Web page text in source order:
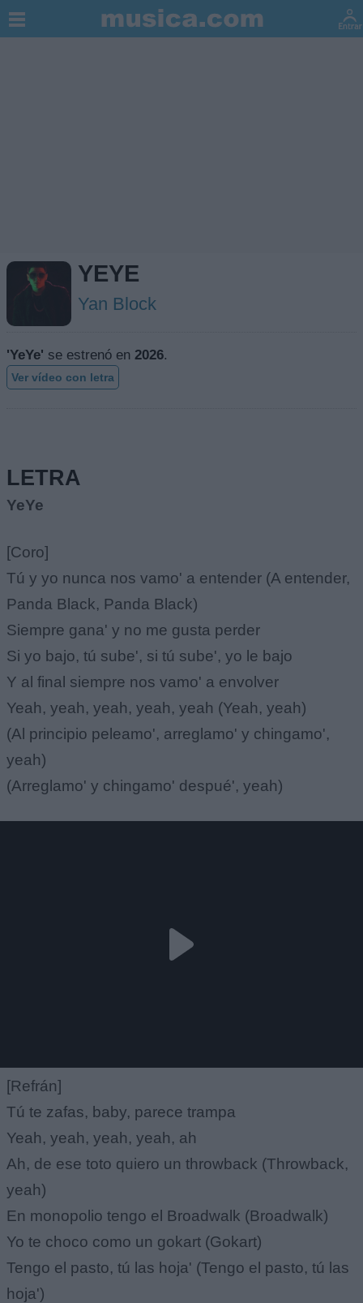
YEYE
Yan Block
'YeYe' se estrenó en 2026.
Ver vídeo con letra
LETRA
YeYe
[Coro]
Tú y yo nunca nos vamo' a entender (A entender,
Panda Black, Panda Black)
Siempre gana' y no me gusta perder
Si yo bajo, tú sube', si tú sube', yo le bajo
Y al final siempre nos vamo' a envolver
Yeah, yeah, yeah, yeah, yeah (Yeah, yeah)
(Al principio peleamo', arreglamo' y chingamo',
yeah)
(Arreglamo' y chingamo' despué', yeah)
[Refrán]
Tú te zafas, baby, parece trampa
Yeah, yeah, yeah, yeah, ah
Ah, de ese toto quiero un throwback (Throwback,
yeah)
En monopolio tengo el Broadwalk (Broadwalk)
Yo te choco como un gokart (Gokart)
Tengo el pasto, tú las hoja' (Tengo el pasto, tú las
hoja')